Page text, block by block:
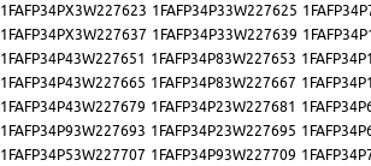
1FAFP34PX3W227623 1FAFP34P33W227625
1FAFP34PX3W227637 1FAFP34P33W227639
1FAFP34P43W227651 1FAFP34P83W227653
1FAFP34P43W227665 1FAFP34P83W227667
1FAFP34P43W227679 1FAFP34P23W227681
1FAFP34P93W227693 1FAFP34P23W227695
1FAFP34P53W227707 1FAFP34P93W227709